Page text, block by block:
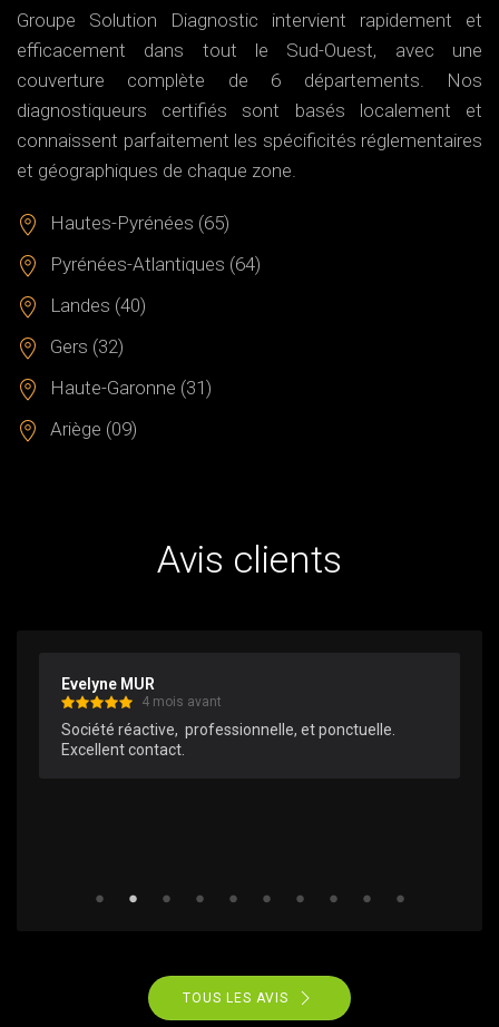
Groupe Solution Diagnostic intervient rapidement et
efficacement dans tout le Sud-Ouest, avec une
couverture complète de 6 départements. Nos
diagnostiqueurs certifiés sont basés localement et
connaissent parfaitement les spécificités réglementaires
et géographiques de chaque zone.
Hautes-Pyrénées (65)
Pyrénées-Atlantiques (64)
Landes (40)
Gers (32)
Haute-Garonne (31)
Ariège (09)
Avis clients
Evelyne MUR
4 mois avant
Société réactive,  professionnelle, et ponctuelle.
Excellent contact.
TOUS LES AVIS